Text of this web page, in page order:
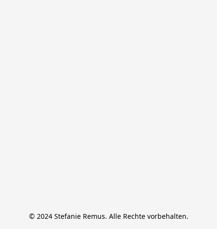
© 2024 Stefanie Remus. Alle Rechte vorbehalten.